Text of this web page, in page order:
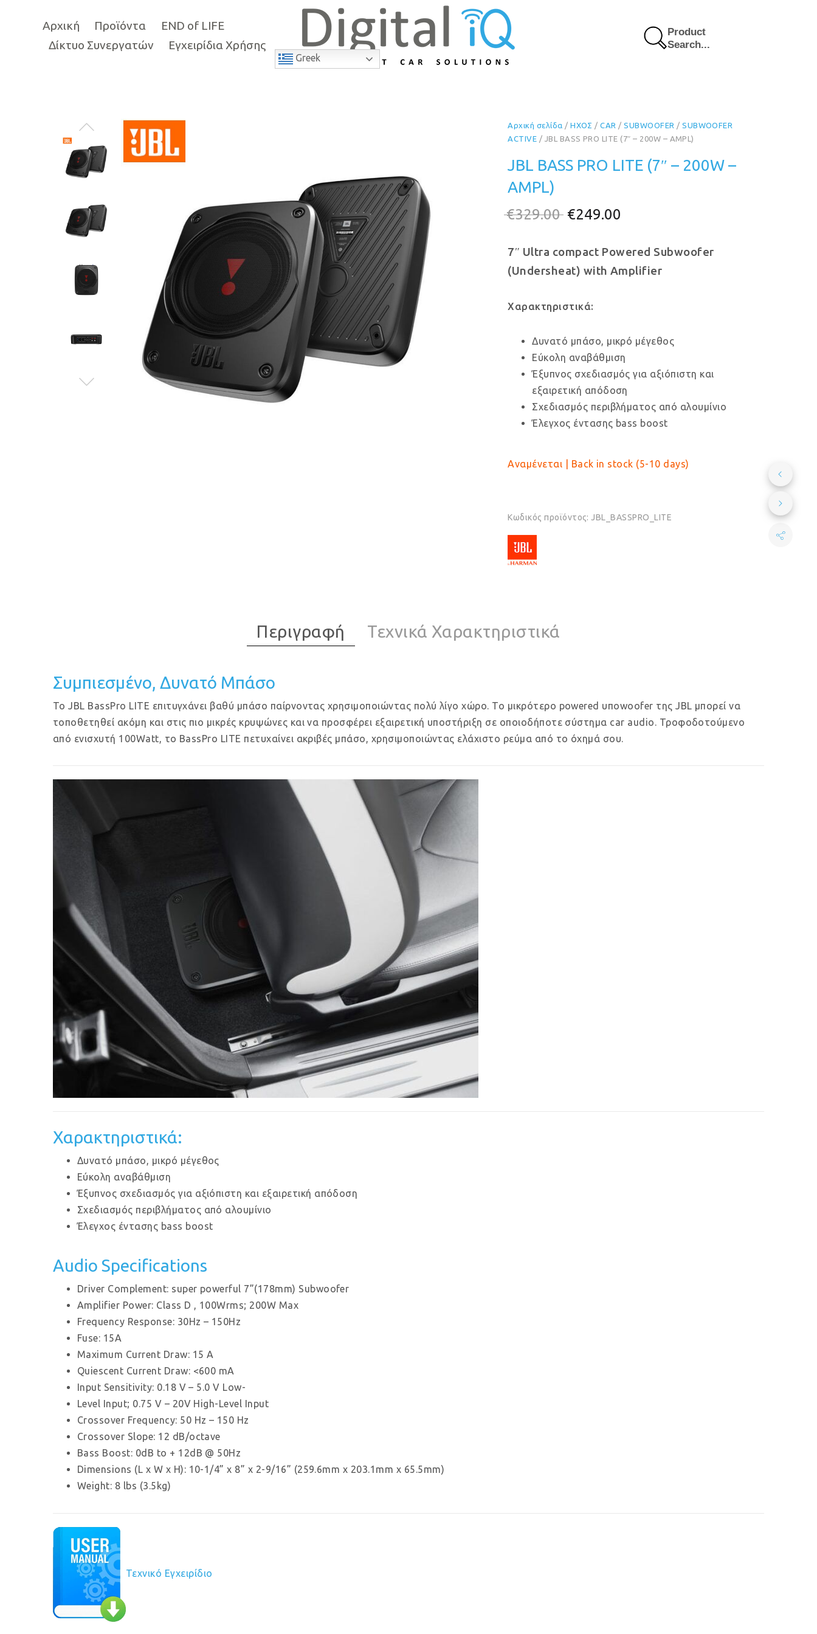
Αρχική Προϊόντα
END of LIFE
Δίκτυο Συνεργατών
Εγχειρίδια Χρήσης
Greek
Product
Search...
Αρχική σελίδα /ΗΧΟΣ /CAR /SUBWOOFER /SUBWOOFER
ACTIVE / JBL BASS PRO LITE (7″ – 200W – AMPL)
JBL BASS PRO LITE (7″ – 200W –
AMPL)
€329.00 Original
was:
€329.00.
€249.00
τιμή
είναι:
7″ Ultra compact Powered Subwoofer
(Undersheat) with Amplifier
Χαρακτηριστικά:
Δυνατό μπάσο, μικρό μέγεθος
Εύκολη αναβάθμιση
Έξυπνος σχεδιασμός για αξιόπιστη και
εξαιρετική απόδοση
Σχεδιασμός περιβλήματος από αλουμίνιο
Έλεγχος έντασης bass boost
Αναμένεται | Back in stock (5-10 days)
Κωδικός προϊόντος:JBL_BASSPRO_LITE
Περιγραφή Τεχνικά Χαρακτηριστικά
Συμπιεσμένο, Δυνατό Μπάσο
Το JBL BassPro LITE επιτυγχάνει βαθύ μπάσο παίρνοντας χρησιμοποιώντας πολύ λίγο χώρο. Το μικρότερο powered υποwoofer της JBL μπορεί να
τοποθετηθεί ακόμη και στις πιο μικρές κρυψώνες και να προσφέρει εξαιρετική υποστήριξη σε οποιοδήποτε σύστημα car audio. Τροφοδοτούμενο
από ενισχυτή 100Watt, το BassPro LITE πετυχαίνει ακριβές μπάσο, χρησιμοποιώντας ελάχιστο ρεύμα από το όχημά σου.
Χαρακτηριστικά:
Δυνατό μπάσο, μικρό μέγεθος
Εύκολη αναβάθμιση
Έξυπνος σχεδιασμός για αξιόπιστη και εξαιρετική απόδοση
Σχεδιασμός περιβλήματος από αλουμίνιο
Έλεγχος έντασης bass boost
Audio Specifications
Driver Complement: super powerful 7”(178mm) Subwoofer
Amplifier Power: Class D , 100Wrms; 200W Max
Frequency Response: 30Hz – 150Hz
Fuse: 15A
Maximum Current Draw: 15 A
Quiescent Current Draw: <600 mA
Input Sensitivity: 0.18 V – 5.0 V Low-
Level Input; 0.75 V – 20V High-Level Input
Crossover Frequency: 50 Hz – 150 Hz
Crossover Slope: 12 dB/octave
Bass Boost: 0dB to + 12dB @ 50Hz
Dimensions (L x W x H): 10-1/4” x 8” x 2-9/16” (259.6mm x 203.1mm x 65.5mm)
Weight: 8 lbs (3.5kg)
Τεχνικό Εγχειρίδιο